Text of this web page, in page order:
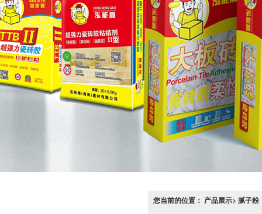
您当前的位置： 产品展示> 腻子粉